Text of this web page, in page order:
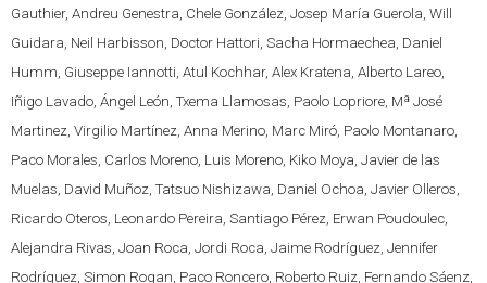
Gauthier, Andreu Genestra, Chele González, Josep María Guerola, Will
Guidara, Neil Harbisson, Doctor Hattori, Sacha Hormaechea, Daniel
Humm, Giuseppe Iannotti, Atul Kochhar, Alex Kratena, Alberto Lareo,
Iñigo Lavado, Ángel León, Txema Llamosas, Paolo Lopriore, Mª José
Martinez, Virgilio Martínez, Anna Merino, Marc Miró, Paolo Montanaro,
Paco Morales, Carlos Moreno, Luis Moreno, Kiko Moya, Javier de las
Muelas, David Muñoz, Tatsuo Nishizawa, Daniel Ochoa, Javier Olleros,
Ricardo Oteros, Leonardo Pereira, Santiago Pérez, Erwan Poudoulec,
Alejandra Rivas, Joan Roca, Jordi Roca, Jaime Rodríguez, Jennifer
Rodríguez, Simon Rogan, Paco Roncero, Roberto Ruiz, Fernando Sáenz,